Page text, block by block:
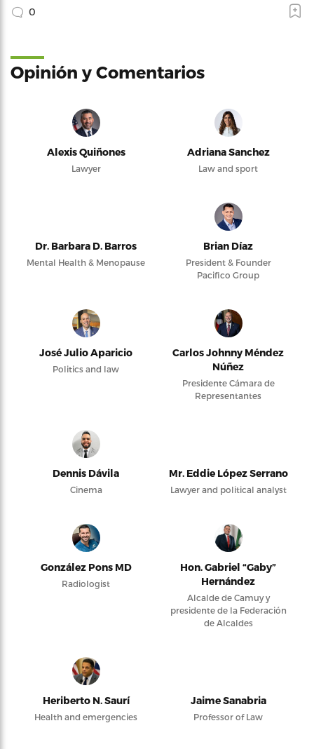
0
Opinión y Comentarios
Alexis Quiñones
Lawyer
Adriana Sanchez
Law and sport
Dr. Barbara D. Barros
Mental Health & Menopause
Brian Díaz
President & Founder
Pacifico Group
José Julio Aparicio
Politics and law
Carlos Johnny Méndez
Núñez
Presidente Cámara de
Representantes
Dennis Dávila
Cinema
Mr. Eddie López Serrano
Lawyer and political analyst
González Pons MD
Radiologist
Hon. Gabriel “Gaby”
Hernández
Alcalde de Camuy y
presidente de la Federación
de Alcaldes
Heriberto N. Saurí
Health and emergencies
Jaime Sanabria
Professor of Law